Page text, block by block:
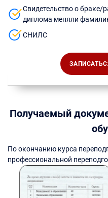
Свидетельство о браке/
диплома меняли
СНИЛС
Получаемый
По окончанию курса
профессиональной